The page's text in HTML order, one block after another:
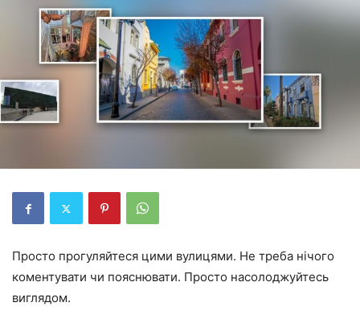
Просто прогуляйтеся цими вулицями. Не треба нічого
коментувати чи пояснювати. Просто насолоджуйтесь
виглядом.